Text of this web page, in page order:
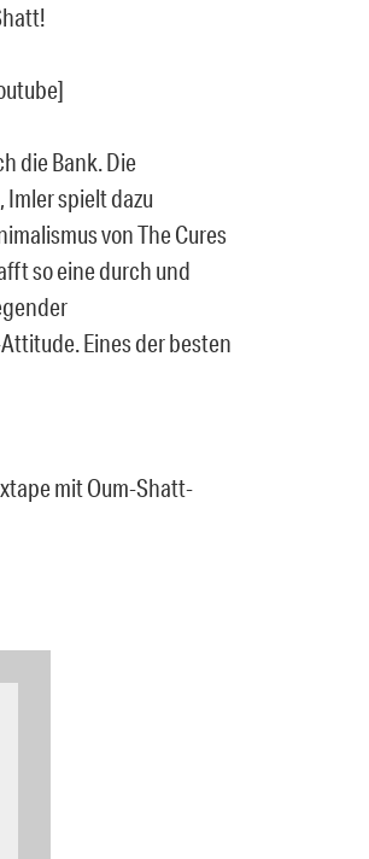
die Bank. Die
spielt dazu
von The Cures
so eine durch und
Eines der besten
mit Oum-Shatt-